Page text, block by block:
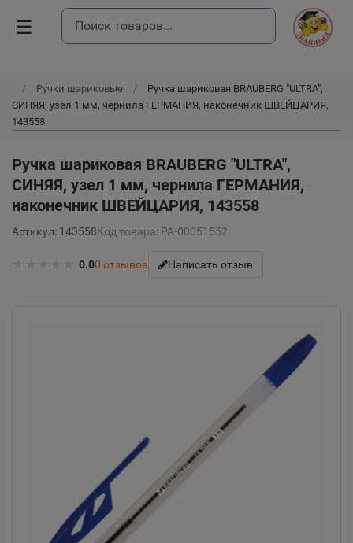
☰
Ручки шариковые
Ручка шариковая BRAUBERG "ULTRA",
СИНЯЯ, узел 1 мм, чернила ГЕРМАНИЯ, наконечник ШВЕЙЦАРИЯ,
143558
Ручка шариковая BRAUBERG "ULTRA",
СИНЯЯ, узел 1 мм, чернила ГЕРМАНИЯ,
наконечник ШВЕЙЦАРИЯ, 143558
Артикул: 143558Код товара: РА-00051552
0.00 отзывов Написать отзыв